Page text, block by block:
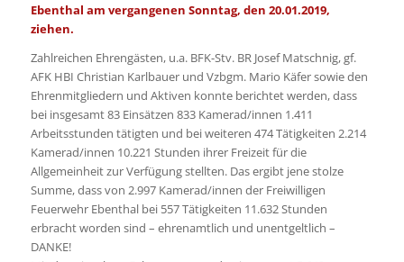
Ebenthal am vergangenen Sonntag, den 20.01.2019,
ziehen.
Zahlreichen Ehrengästen, u.a. BFK-Stv. BR Josef Matschnig, gf.
AFK HBI Christian Karlbauer und Vzbgm. Mario Käfer sowie den
Ehrenmitgliedern und Aktiven konnte berichtet werden, dass
bei insgesamt 83 Einsätzen 833 Kamerad/innen 1.411
Arbeitsstunden tätigten und bei weiteren 474 Tätigkeiten 2.214
Kamerad/innen 10.221 Stunden ihrer Freizeit für die
Allgemeinheit zur Verfügung stellten. Das ergibt jene stolze
Summe, dass von 2.997 Kamerad/innen der Freiwilligen
Feuerwehr Ebenthal bei 557 Tätigkeiten 11.632 Stunden
erbracht worden sind – ehrenamtlich und unentgeltlich –
DANKE!